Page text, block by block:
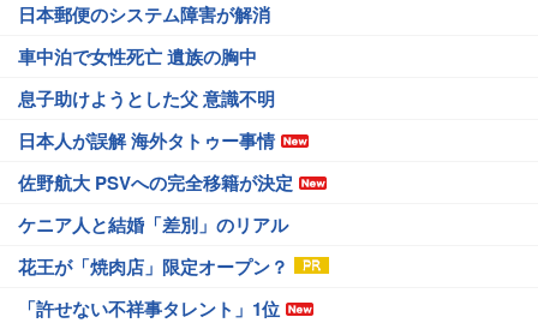
日本郵便のシステム障害が解消
車中泊で女性死亡 遺族の胸中
息子助けようとした父 意識不明
日本人が誤解 海外タトゥー事情
佐野航大 PSVへの完全移籍が決定
ケニア人と結婚「差別」のリアル
花王が「焼肉店」限定オープン？
「許せない不祥事タレント」1位